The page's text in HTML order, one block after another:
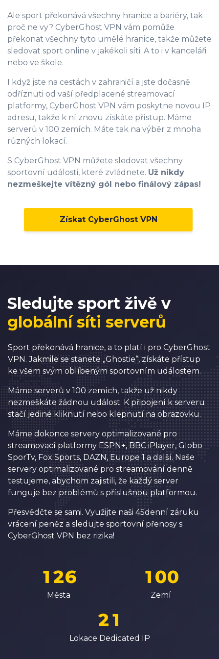
Ale sport překonává všechny hranice a bariéry, tak
proč ne vy? CyberGhost VPN vám pomůže
překonat všechny tyto umělé hranice, takže můžete
sledovat sport online v jakékoli síti. A to i v kanceláři
nebo ve škole.
I když jste na cestách v zahraničí a jste dočasně
odříznuti od vaší předplacené streamovací
platformy, CyberGhost VPN vám poskytne novou IP
adresu, takže k ní znovu získáte přístup. Máme
serverů v 100 zemích. Máte tak na výběr z mnoha
různých lokací.
S CyberGhost VPN můžete sledovat všechny
sportovní události, které zvládnete. Už nikdy
nezmeškejte vítězný gól nebo finálový zápas!
Získat CyberGhost VPN
Sledujte sport živě v
globální síti serverů
Sport překonává hranice, a to platí i pro CyberGhost
VPN. Jakmile se stanete „Ghostie“, získáte přístup
ke všem svým oblíbeným sportovním událostem.
Máme serverů v 100 zemích, takže už nikdy
nezmeškáte žádnou událost. K připojení k serveru
stačí jediné kliknutí nebo klepnutí na obrazovku.
Máme dokonce servery optimalizované pro
streamovací platformy ESPN+, BBC iPlayer, Globo
SporTv, Fox Sports, DAZN, Europe 1 a další. Naše
servery optimalizované pro streamování denně
testujeme, abychom zajistili, že každý server
funguje bez problémů s příslušnou platformou.
Přesvědčte se sami. Využijte naši 45denní záruku
vrácení peněz a sledujte sportovní přenosy s
CyberGhost VPN bez rizika!
1
2
0
1
2
3
4
5
6
7
8
9
0
2
3
0
1
2
3
4
5
6
8
0
1
2
3
4
5
6
7
8
9
0
1
2
3
4
6
7
9
Města
1
2
4
5
0
1
2
3
4
5
6
7
0
1
2
4
5
7
8
9
0
1
2
3
4
5
6
7
0
1
Zemí
2
3
0
1
2
3
4
5
6
1
2
Lokace Dedicated IP